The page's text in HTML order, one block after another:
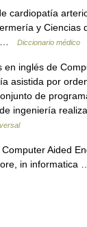
cardiopatía
y Ciencias
…
Diccionario médico
inglés de
asistida por
de
ingeniería
Aided
in informatica